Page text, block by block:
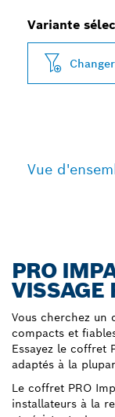
Variante
Vue
PRO
VISSAGE
Vous cherchez un
compacts et
Essayez le coffret
adaptés à la
Le coffret PRO
installateurs à la